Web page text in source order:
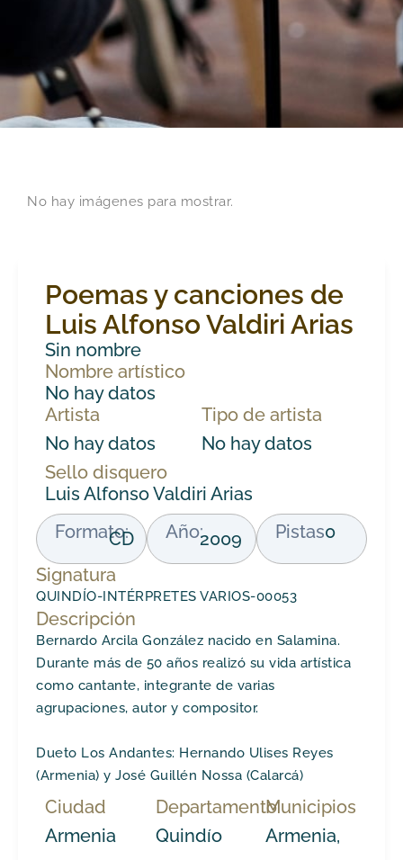
No hay imágenes para mostrar.
Poemas y canciones de
Luis Alfonso Valdiri Arias
Sin nombre
Nombre artístico
No hay datos
Artista
No hay datos
Tipo de artista
No hay datos
Sello disquero
Luis Alfonso Valdiri Arias
Formato:
CD Año:2009 Pistas0
Signatura
QUINDÍO-INTÉRPRETES VARIOS-00053
Descripción
Bernardo Arcila González nacido en Salamina.
Durante más de 50 años realizó su vida artística
como cantante, integrante de varias
agrupaciones, autor y compositor.
Dueto Los Andantes: Hernando Ulises Reyes
(Armenia) y José Guillén Nossa (Calarcá)
Ciudad
Armenia
Departamento
Quindío
Municipios
Armenia,